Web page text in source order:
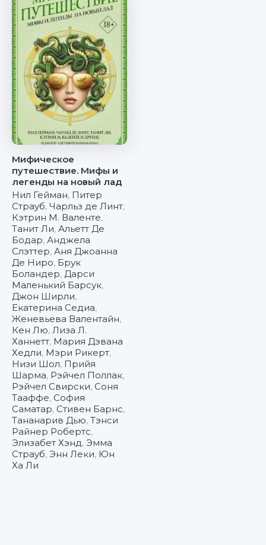
Мифическое
путешествие. Мифы и
легенды на новый лад
Нил Гейман, Питер
Страуб, Чарльз де Линт,
Кэтрин М. Валенте,
Танит Ли, Альетт Де
Бодар, Анджела
Слэттер, Аня Джоанна
Де Ниро, Брук
Боландер, Дарси
Маленький Барсук,
Джон Ширли,
Екатерина Седиа,
Женевьева Валентайн,
Кен Лю, Лиза Л.
Ханнетт, Мария Дэвана
Хедли, Мэри Рикерт,
Низи Шол, Прийя
Шарма, Рэйчел Поллак,
Рэйчел Свирски, Соня
Тааффе, София
Саматар, Стивен Барнс,
Тананарив Дью, Тэнси
Райнер Робертс,
Элизабет Хэнд, Эмма
Страуб, Энн Леки, Юн
Ха Ли